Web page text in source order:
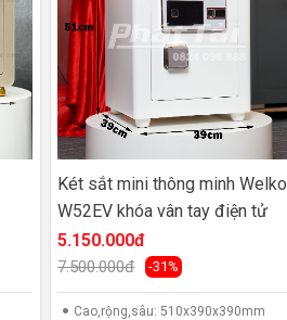
Két sắt mini thông minh Welko
W52EV khóa vân tay điện tử
5.150.000đ
7.500.000đ -31%
Cao,rộng,sâu: 510x390x390mm